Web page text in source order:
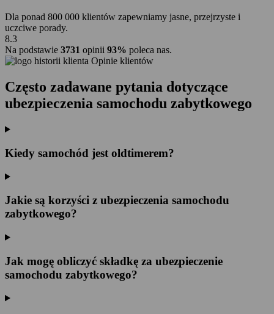
Dla ponad 800 000 klientów zapewniamy jasne, przejrzyste i
uczciwe porady.
8.3
Na podstawie 3731 opinii 93% poleca nas.
Opinie klientów
Często zadawane pytania dotyczące
ubezpieczenia samochodu zabytkowego
Kiedy samochód jest oldtimerem?
Jakie są korzyści z ubezpieczenia samochodu
zabytkowego?
Jak mogę obliczyć składkę za ubezpieczenie
samochodu zabytkowego?